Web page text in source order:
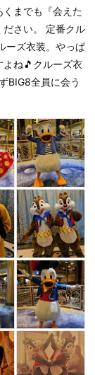
までも『会えた
ださい。 定番クル
ーズ衣装。やっぱ
よね🎵クルーズ衣
BIG8全員に会う